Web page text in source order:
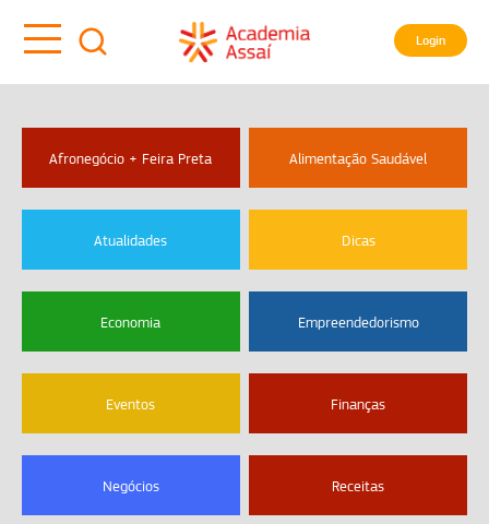
Login
Afronegócio + Feira Preta Alimentação Saudável
Atualidades Dicas
Economia Empreendedorismo
Eventos Finanças
Negócios Receitas